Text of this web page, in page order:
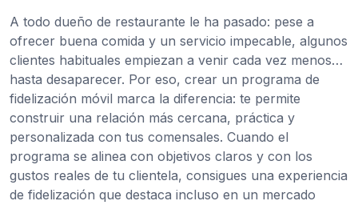
A todo dueño de restaurante le ha pasado: pese a
ofrecer buena comida y un servicio impecable, algunos
clientes habituales empiezan a venir cada vez menos…
hasta desaparecer. Por eso, crear un programa de
fidelización móvil marca la diferencia: te permite
construir una relación más cercana, práctica y
personalizada con tus comensales. Cuando el
programa se alinea con objetivos claros y con los
gustos reales de tu clientela, consigues una experiencia
de fidelización que destaca incluso en un mercado